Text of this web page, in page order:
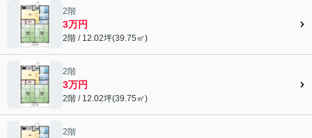
2階
3万円
2階 / 12.02坪(39.75㎡)
2階
3万円
2階 / 12.02坪(39.75㎡)
2階